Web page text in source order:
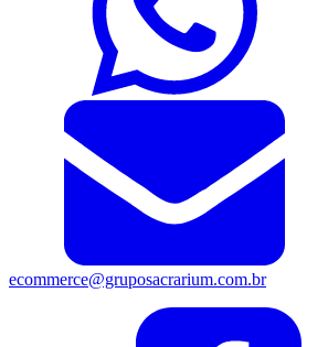
ecommerce@gruposacrarium.com.br